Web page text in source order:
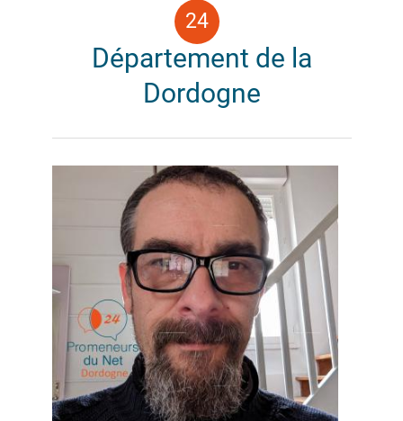
Département de la
Dordogne